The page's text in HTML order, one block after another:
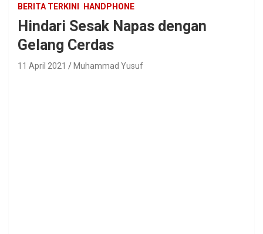
BERITA TERKINI HANDPHONE
Hindari Sesak Napas dengan
Gelang Cerdas
11 April 2021 Muhammad Yusuf